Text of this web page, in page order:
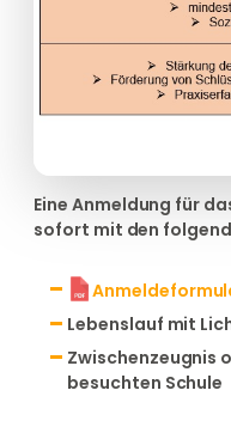
Eine Anmeldung für
sofort mit den
Lebenslauf mit
Zwischenzeugnis
besuchten Schule